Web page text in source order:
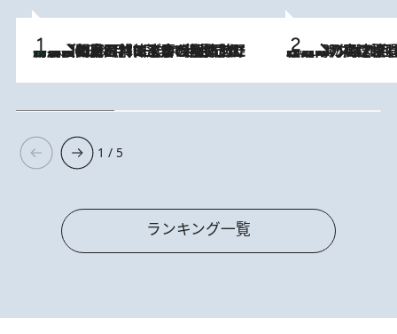
2026.8.8
「最後に見られてよかった」上野動物園の東園パンダ舎が解体前に特別公開。8月16日まで延長されたパネル展と共に辿る“半世紀”のパンダ飼育《解体工事の図面あり》 2026.8.7
「湘南乃風に憧れて」観客大盛上がりの“タオル回し”に、ラッパー顔負けの高速歌唱まで…さだまさし（74）のアグレッシブすぎる現在地
1 / 5
ランキング一覧